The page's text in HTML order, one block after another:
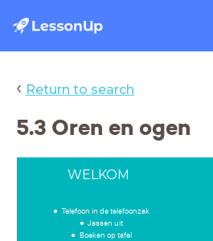
‹ Return to search
5.3 Oren en ogen
WELKOM
Telefoon in de telefoonzak
Jassen uit
Boeken op tafel